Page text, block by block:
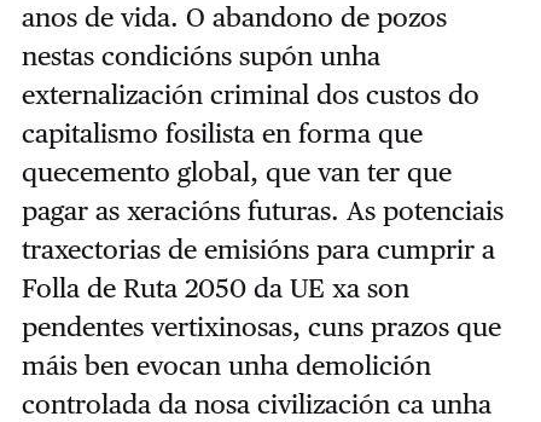
anos de vida. O abandono de pozos
nestas condicións supón unha
externalización criminal dos custos do
capitalismo fosilista en forma que
quecemento global, que van ter que
pagar as xeracións futuras. As potenciais
traxectorias de emisións para cumprir a
Folla de Ruta 2050 da UE xa son
pendentes vertixinosas, cuns prazos que
máis ben evocan unha demolición
controlada da nosa civilización ca unha